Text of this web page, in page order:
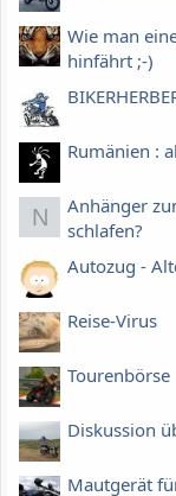
Wie man
hinfährt ;-)
Rumänien :
N
Anhänger
schlafen?
Autozug -
Reise-Virus
Tourenbörse
Diskussion
Mautgerät